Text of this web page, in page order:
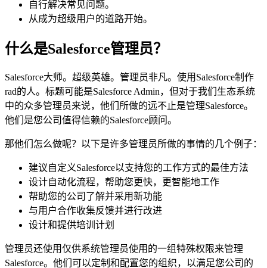
自行解决常见问题。
从成为超级用户的道路开始。
什么是Salesforce管理员？
Salesforce大师。超级英雄。管理员非凡。使用Salesforce制作
rad的人。标题可能是Salesforce Admin，但对于我们生态系统
中的众多管理员来说，他们所做的远不止是管理Salesforce。
他们是您公司值得信赖的Salesforce顾问。
那他们怎么做呢？以下是许多管理员所做的事情的几个例子：
建议自定义Salesforce以支持您的工作方式的最佳方法
设计自动化流程，帮助您更快，更智能地工作
帮助您的公司了解并采用新功能
与用户合作收集反馈并进行改进
设计和提供培训计划
管理员还使用仅供系统管理员使用的一组特殊权限来管理
Salesforce。他们可以定制和配置您的组织，以满足您公司的